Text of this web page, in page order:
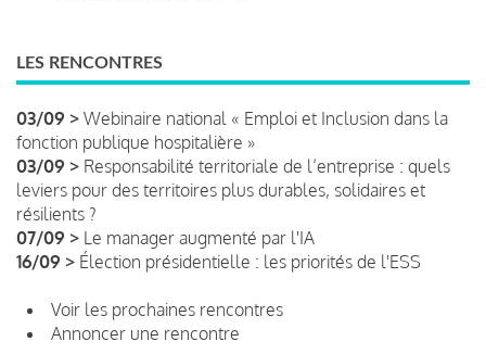
LES RENCONTRES
03/09 > Webinaire national « Emploi et Inclusion dans la
fonction publique hospitalière »
03/09 > Responsabilité territoriale de l’entreprise : quels
leviers pour des territoires plus durables, solidaires et
résilients ?
07/09 > Le manager augmenté par l'IA
16/09 > Élection présidentielle : les priorités de l'ESS
Voir les prochaines rencontres
Annoncer une rencontre